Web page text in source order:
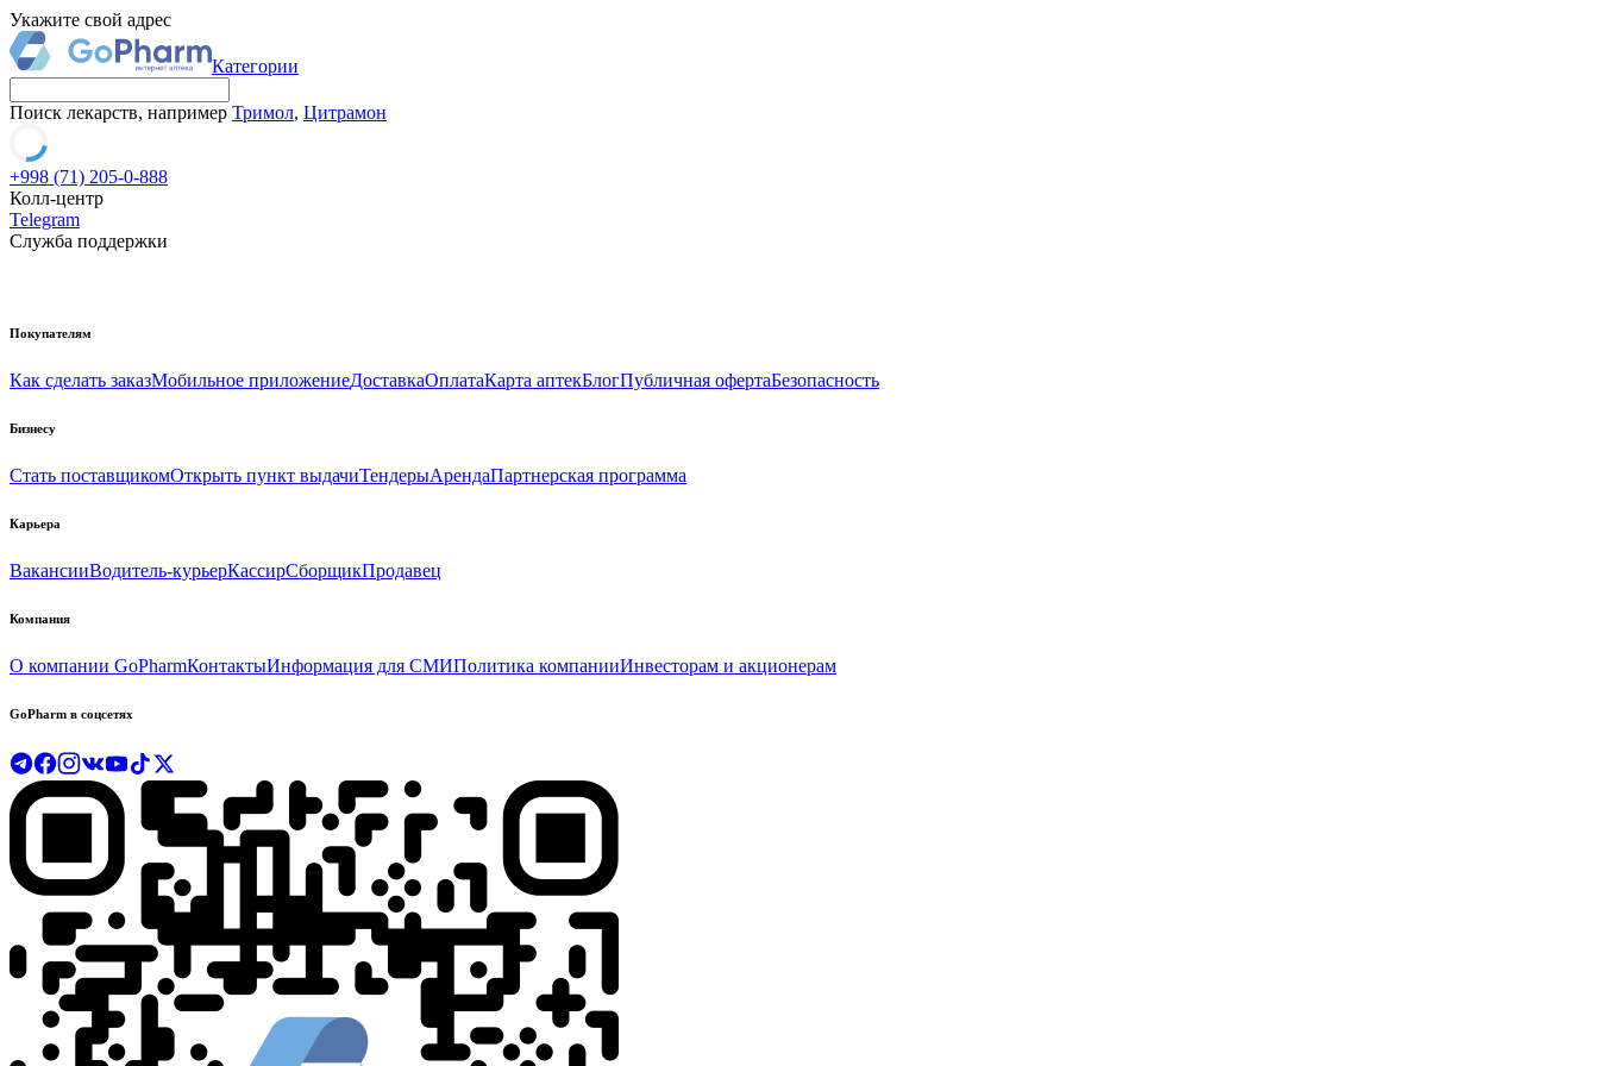
Укажите свой адрес
Категории
Поиск лекарств, например Тримол, Цитрамон
+998 (71) 205-0-888
Колл-центр
Telegram
Служба поддержки
Покупателям
Как сделать заказМобильное приложениеДоставкаОплатаКарта аптекБлогПубличная офертаБезопасность
Бизнесу
Стать поставщикомОткрыть пункт выдачиТендерыАрендаПартнерская программа
Карьера
ВакансииВодитель-курьерКассирСборщикПродавец
Компания
О компании GoPharmКонтактыИнформация для СМИПолитика компанииИнвесторам и акционерам
GoPharm в соцсетях